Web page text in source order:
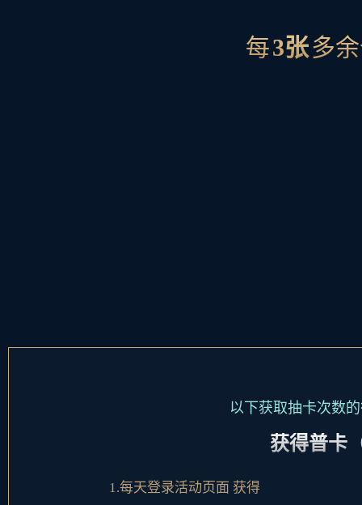
每3张多
以下获取抽卡次数
获得普卡
1.每天登录活动页面 获得